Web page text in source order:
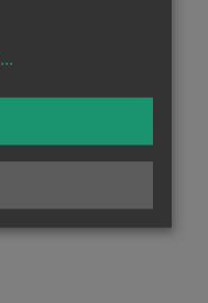
...